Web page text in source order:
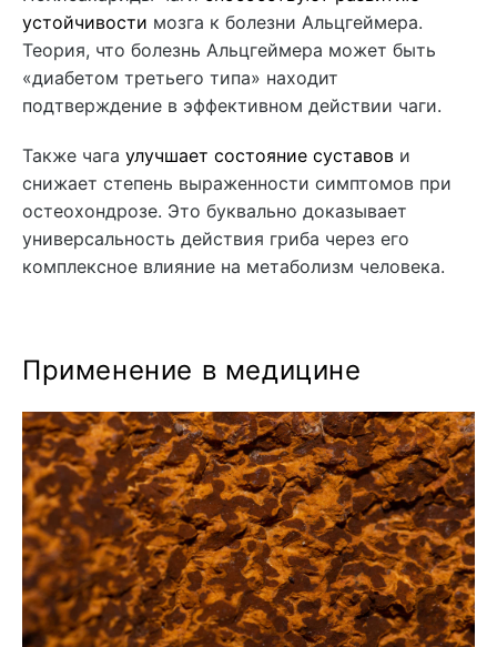
устойчивости мозга к болезни Альцгеймера.
Теория, что болезнь Альцгеймера может быть
«диабетом третьего типа» находит
подтверждение в эффективном действии чаги.
Также чага улучшает состояние суставов и
снижает степень выраженности симптомов при
остеохондрозе. Это буквально доказывает
универсальность действия гриба через его
комплексное влияние на метаболизм человека.
Применение в медицине